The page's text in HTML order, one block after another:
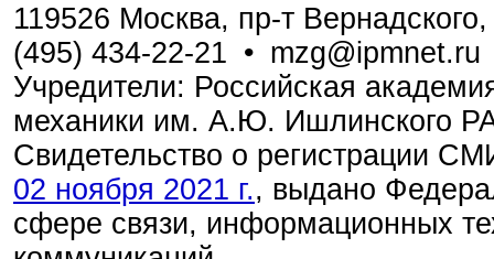
119526 Москва, пр-т
(495) 434-22-21 • mzg@ipmnet.ru
Учредители: Российская
механики им. А.Ю. Ишлинского
Свидетельство о регистрации
02 ноября 2021 г., выдано
сфере связи, информационных